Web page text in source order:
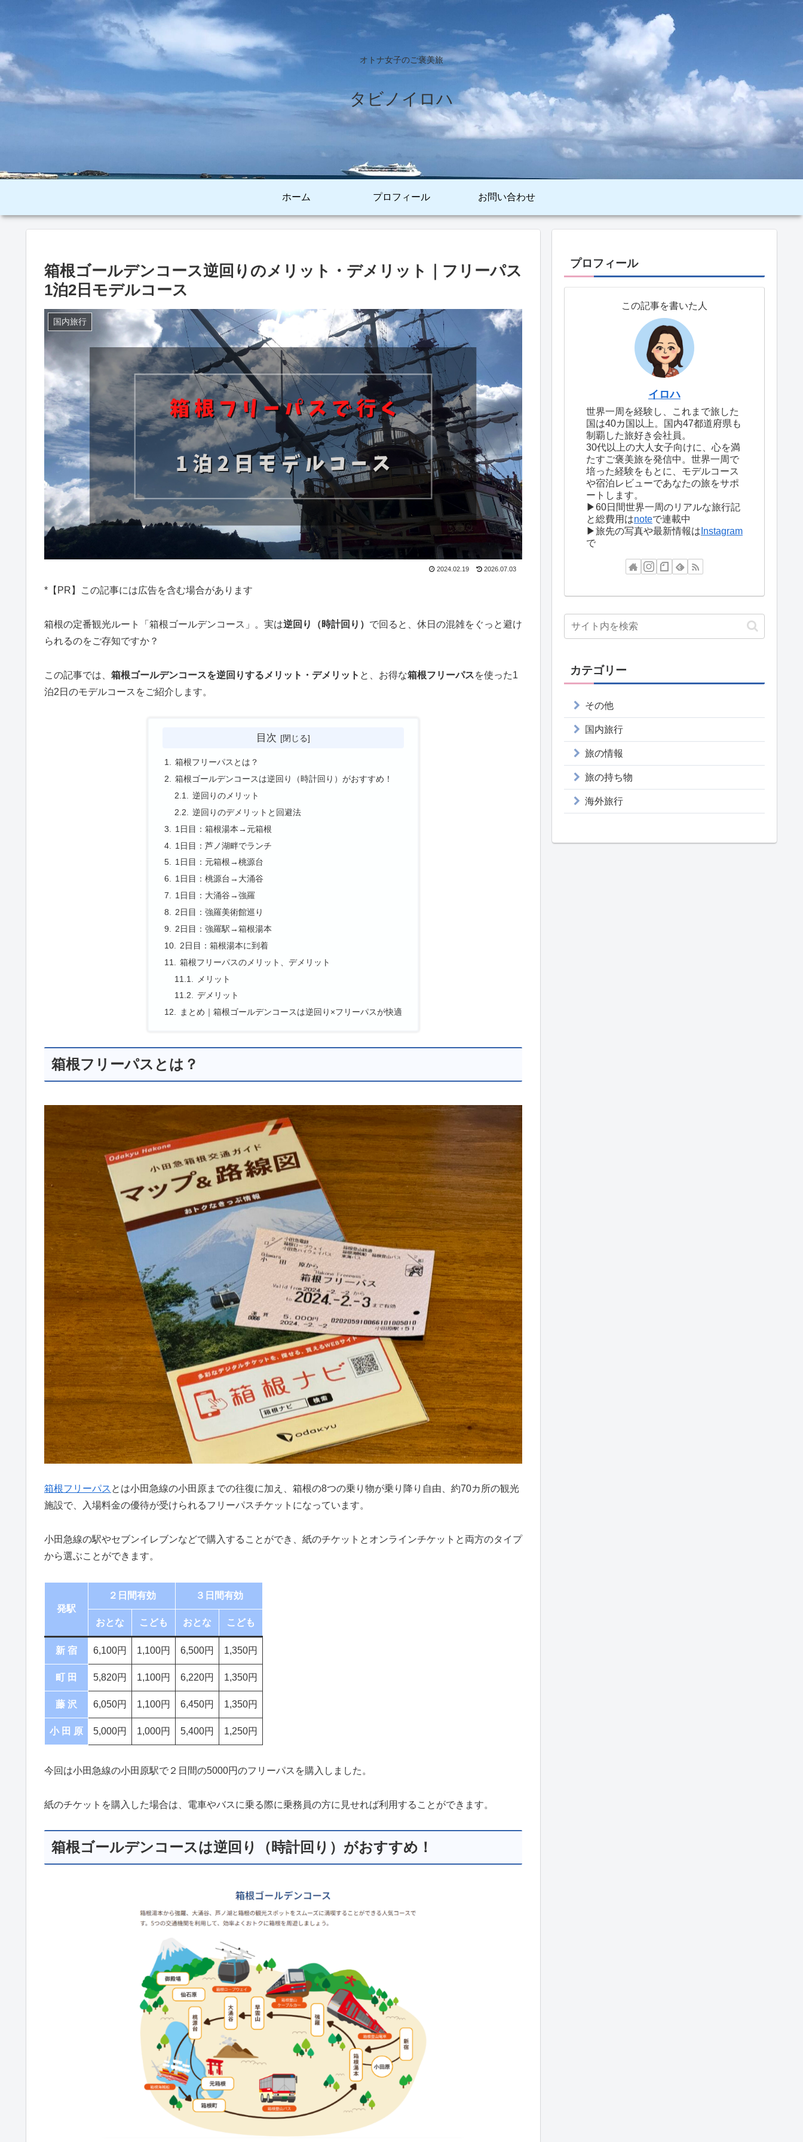
オトナ女子のご褒美旅
タビノイロハ
ホーム プロフィール お問い合わせ
箱根ゴールデンコース逆回りのメリット・デメリット｜フリーパス
1泊2日モデルコース
国内旅行
2024.02.19 2026.07.03
*【PR】この記事には広告を含む場合があります
箱根の定番観光ルート「箱根ゴールデンコース」。実は逆回り（時計回り） で回ると、休日の混雑をぐっと避け
られるのをご存知ですか？
この記事では、 箱根ゴールデンコースを逆回りするメリット・デメリット と、お得な箱根フリーパスを使った1
泊2日のモデルコースをご紹介します。
目次
箱根フリーパスとは？
箱根ゴールデンコースは逆回り（時計回り）がおすすめ！
逆回りのメリット
逆回りのデメリットと回避法
1日目：箱根湯本→元箱根
1日目：芦ノ湖畔でランチ
1日目：元箱根→桃源台
1日目：桃源台→大涌谷
1日目：大涌谷→強羅
2日目：強羅美術館巡り
2日目：強羅駅→箱根湯本
2日目：箱根湯本に到着
箱根フリーパスのメリット、デメリット
メリット
デメリット
まとめ｜箱根ゴールデンコースは逆回り×フリーパスが快適
箱根フリーパスとは？
箱根フリーパス とは小田急線の小田原までの往復に加え、箱根の8つの乗り物が乗り降り自由、約70カ所の観光
施設で、入場料金の優待が受けられるフリーパスチケットになっています。
小田急線の駅やセブンイレブンなどで購入することができ、紙のチケットとオンラインチケットと両方のタイプ
から選ぶことができます。
発駅
２日間有効 ３日間有効
おとな こども おとな こども
新 宿 6,100円 1,100円 6,500円 1,350円
町 田 5,820円 1,100円 6,220円 1,350円
藤 沢 6,050円 1,100円 6,450円 1,350円
小 田 原 5,000円 1,000円 5,400円 1,250円
今回は小田急線の小田原駅で２日間の5000円のフリーパスを購入しました。
紙のチケットを購入した場合は、電車やバスに乗る際に乗務員の方に見せれば利用することができます。
箱根ゴールデンコースは逆回り（時計回り）がおすすめ！
プロフィール
この記事を書いた人
イロハ
世界一周を経験し、これまで旅した
国は40カ国以上。国内47都道府県も
制覇した旅好き会社員。
30代以上の大人女子向けに、心を満
たすご褒美旅を発信中。世界一周で
培った経験をもとに、モデルコース
や宿泊レビューであなたの旅をサポ
ートします。
▶60日間世界一周のリアルな旅行記
と総費用はnoteで連載中
▶旅先の写真や最新情報は Instagram
で
カテゴリー
その他
国内旅行
旅の情報
旅の持ち物
海外旅行